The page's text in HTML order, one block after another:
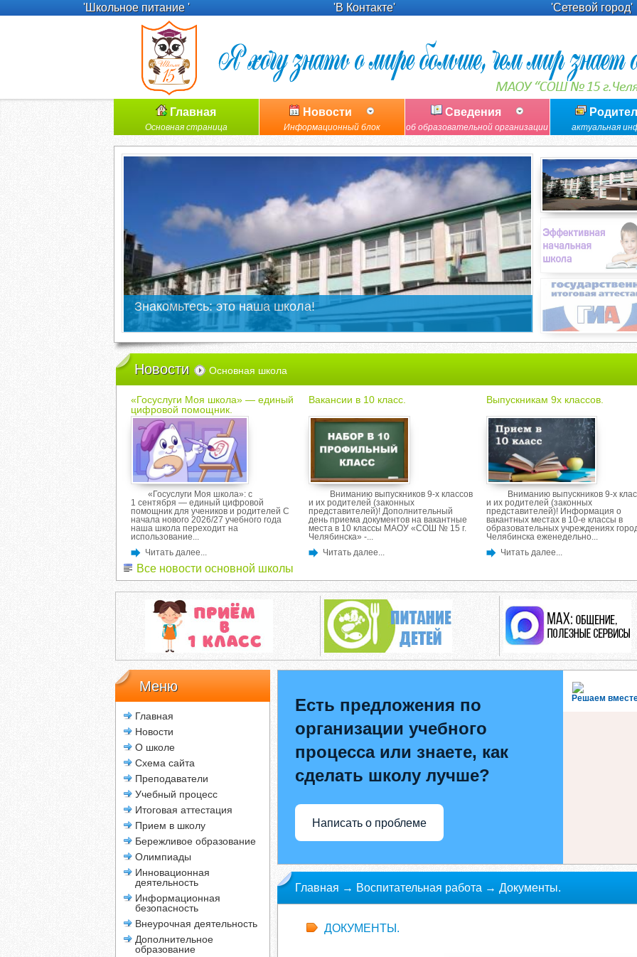
'Школьное питание ' 'В Контакте' 'Сетевой город'
Главная
Основная страница
Новости
Информационный блок
Сведения
об образовательной организации актуальная
Знакомьтесь: это наша школа!
Новости Основная школа
«Госуслуги Моя школа» — единый
цифровой помощник.
«Госуслуги Моя школа»: с
1 сентября — единый цифровой
помощник для учеников и родителей С
начала нового 2026/27 учебного года
наша школа переходит на
использование...
Читать далее...
Вакансии в 10 класс.
Вниманию выпускников 9-х классов
и их родителей (законных
представителей)! Дополнительный
день приема документов на вакантные
места в 10 классы МАОУ «СОШ № 15 г.
Челябинска» -...
Читать далее...
Выпускникам 9х классов.
Вниманию выпускников 9-х
и их родителей (законных
представителей)! Информация о
вакантных местах в 10-е классы в
образовательных учреждениях
Челябинска еженедельно...
Читать далее...
Все новости основной школы
Меню
Главная
Новости
О школе
Схема сайта
Преподаватели
Учебный процесс
Итоговая аттестация
Прием в школу
Бережливое образование
Олимпиады
Инновационная
деятельность
Информационная
безопасность
Внеурочная деятельность
Дополнительное
образование
Решаем
Есть предложения по
организации учебного
процесса или знаете, как
сделать школу лучше?
Написать о проблеме
Главная → Воспитательная работа → Документы.
ДОКУМЕНТЫ.